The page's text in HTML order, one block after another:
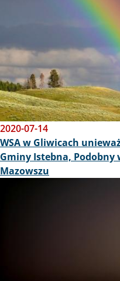
2020-07-14
WSA w Gliwicach
Gminy Istebna,
Mazowszu